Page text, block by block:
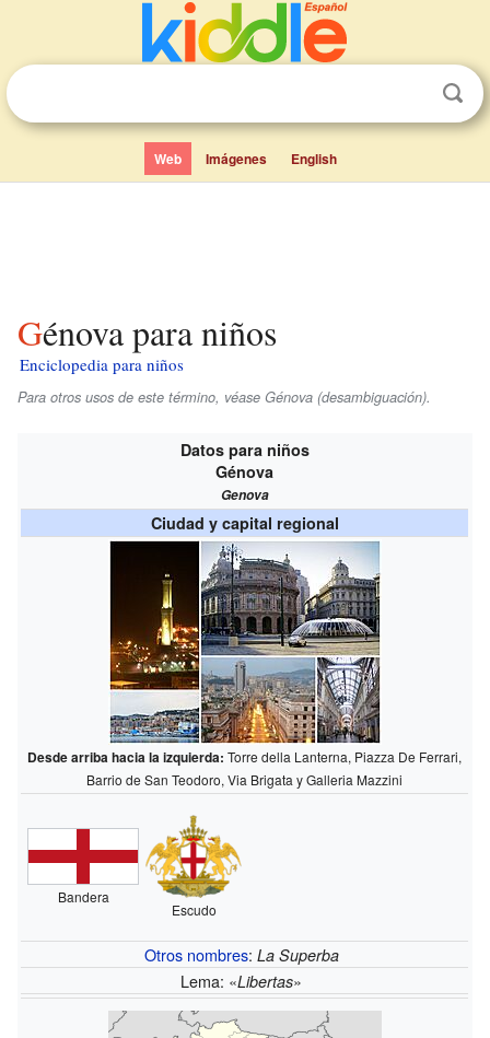
Web Imágenes English
Génova para niños
Enciclopedia para niños
Para otros usos de este término, véase Génova (desambiguación).
Datos para niños
Génova
Genova
Ciudad y capital regional
Desde arriba hacia la izquierda: Torre della Lanterna, Piazza De Ferrari,
Barrio de San Teodoro, Via Brigata y Galleria Mazzini
Bandera
Escudo
Otros nombres: La Superba
Lema: «Libertas»